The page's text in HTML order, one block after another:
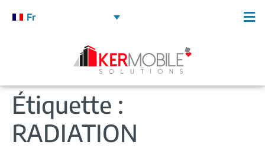
Fr
Étiquette :
RADIATION